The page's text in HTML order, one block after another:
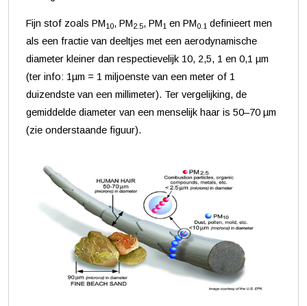
Fijn stof zoals PM10, PM2.5, PM1 en PM0.1 definieert men
als een fractie van deeltjes met een aerodynamische
diameter kleiner dan respectievelijk 10, 2,5, 1 en 0,1 µm
(ter info: 1µm = 1 miljoenste van een meter of 1
duizendste van een millimeter). Ter vergelijking, de
gemiddelde diameter van een menselijk haar is 50–70 µm
(zie onderstaande figuur).